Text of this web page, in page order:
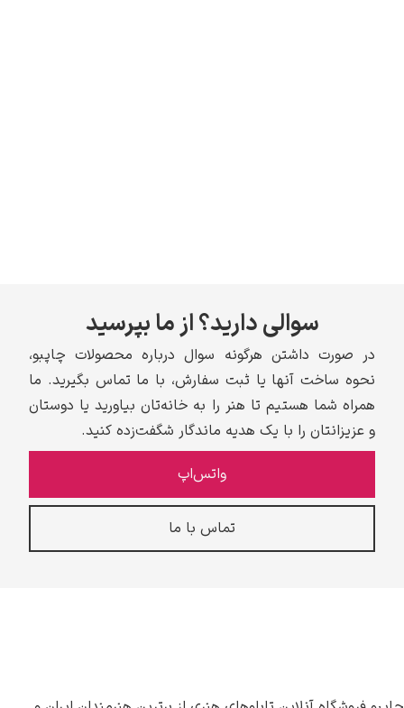
سوالی دارید؟ از ما بپرسید
در صورت داشتن هرگونه سوال درباره محصولات چاپبو،
نحوه ساخت آنها یا ثبت سفارش، با ما تماس بگیرید. ما
همراه شما هستیم تا هنر را به خانه‌تان بیاورید یا دوستان
و عزیزانتان را با یک هدیه ماندگار شگفت‌زده کنید.
واتس‌اپ
تماس با ما